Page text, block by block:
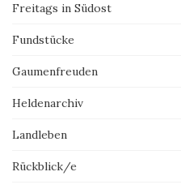
Freitags in Südost
Fundstücke
Gaumenfreuden
Heldenarchiv
Landleben
Rückblick/e